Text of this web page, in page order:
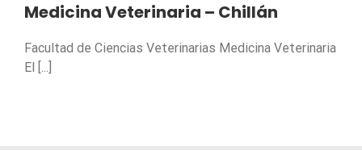
Medicina Veterinaria – Chillán
Facultad de Ciencias Veterinarias Medicina Veterinaria
El [...]